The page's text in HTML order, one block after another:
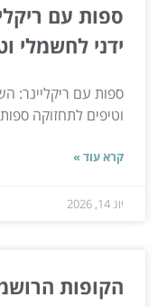
ספות עם
ידני לחשמלי
ספות עם ריקליינר:
וטיפים לתחזוקה
קרא עוד »
יונ 14, 2026
הקופות